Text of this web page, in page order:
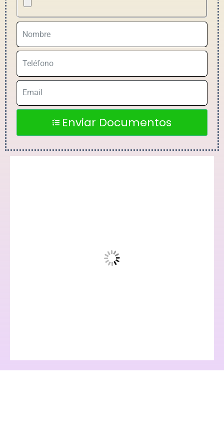
Enviar Documentos